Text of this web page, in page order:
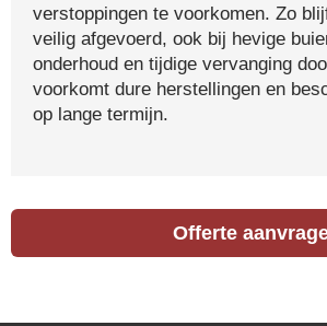
verstoppingen te voorkomen. Zo
veilig afgevoerd, ook bij hevige
onderhoud en tijdige vervanging
voorkomt dure herstellingen en
op lange termijn.
Offerte